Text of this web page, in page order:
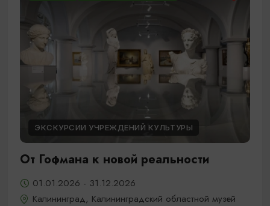
ЭКСКУРСИИ УЧРЕЖДЕНИЙ КУЛЬТУРЫ
От Гофмана к новой реальности
01.01.2026 - 31.12.2026
Калининград, Калининградский областной музей